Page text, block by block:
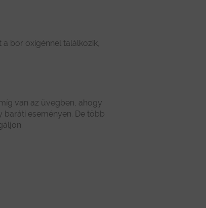
bor oxigénnel találkozik,
van az üvegben, ahogy
eseményen. De több